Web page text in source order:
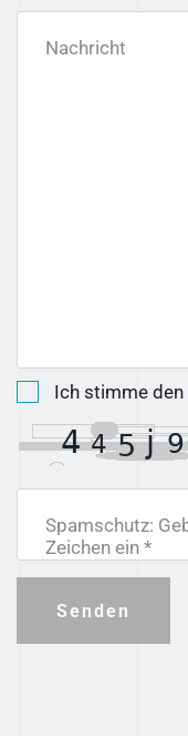
Nachricht
Ich stimme den
Spamschutz:
Zeichen ein *
Senden